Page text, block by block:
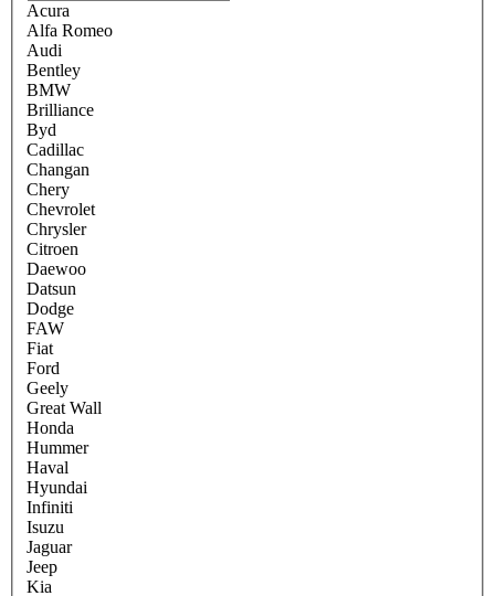
Acura
Alfa Romeo
Audi
Bentley
BMW
Brilliance
Byd
Cadillac
Changan
Chery
Chevrolet
Chrysler
Citroen
Daewoo
Datsun
Dodge
FAW
Fiat
Ford
Geely
Great Wall
Honda
Hummer
Haval
Hyundai
Infiniti
Isuzu
Jaguar
Jeep
Kia